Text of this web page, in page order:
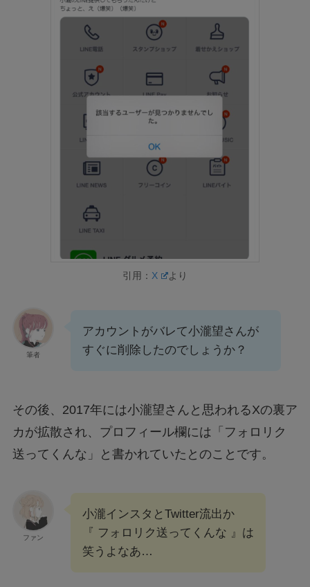
引用：X より
筆者
アカウントがバレて小瀧望さんが
すぐに削除したのでしょうか？
その後、2017年には小瀧望さんと思われるXの裏ア
カが拡散され、プロフィール欄には「フォロリク
送ってくんな」と書かれていたとのことです。
ファン
小瀧インスタとTwitter流出か
『 フォロリク送ってくんな 』は
笑うよなあ…